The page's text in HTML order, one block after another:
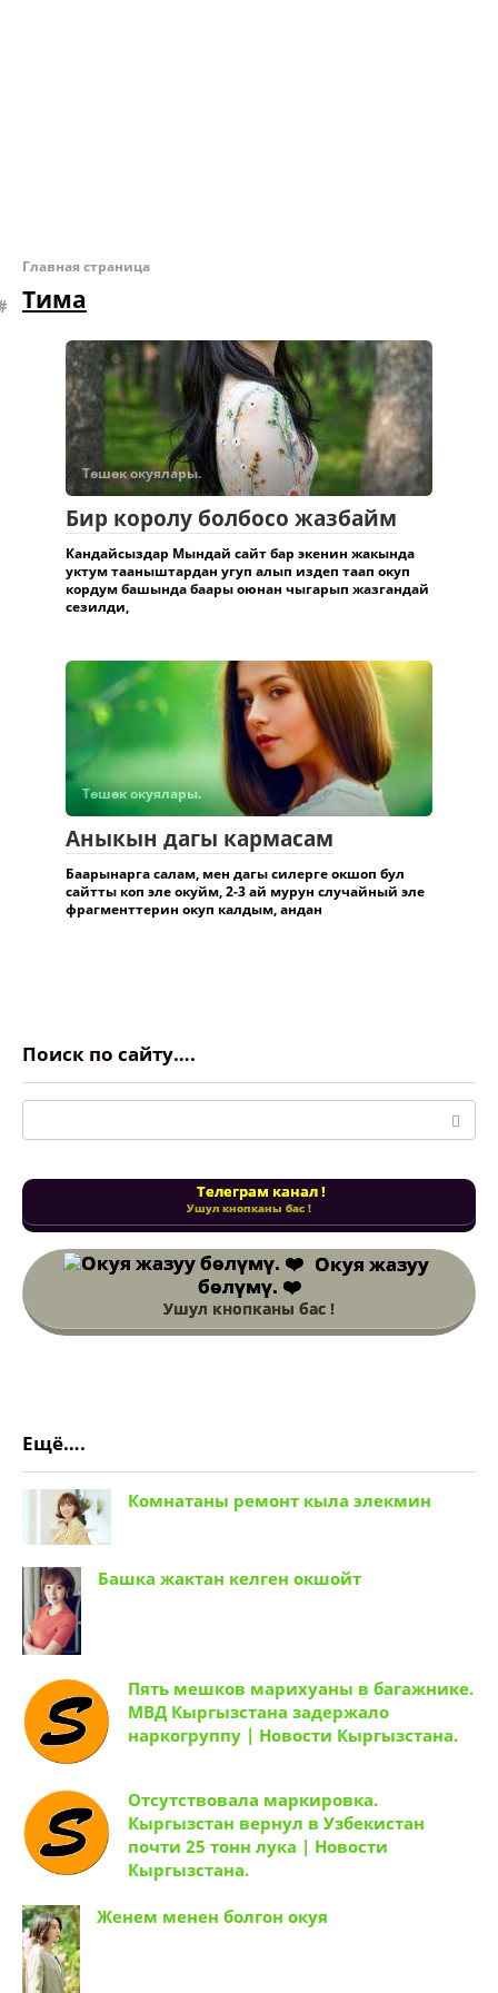
Главная страница
Тима
Төшөк окуялары.
Бир королу болбосо жазбайм
Кандайсыздар Мындай сайт бар экенин жакында
уктум тааныштардан угуп алып издеп таап окуп
кордум башында баары оюнан чыгарып жазгандай
сезилди,
Төшөк окуялары.
Аныкын дагы кармасам
Баарынарга салам, мен дагы силерге окшоп бул
сайтты коп эле окуйм, 2-3 ай мурун случайный эле
фрагменттерин окуп калдым, андан
Поиск по сайту….
Поиск:
Телеграм канал !
Ушул кнопканы бас !
Окуя жазуу
бөлүмү. ❤️
Ушул кнопканы бас !
Ещё….
Комнатаны ремонт кыла элекмин
Башка жактан келген окшойт
Пять мешков марихуаны в багажнике.
МВД Кыргызстана задержало
наркогруппу | Новости Кыргызстана.
Отсутствовала маркировка.
Кыргызстан вернул в Узбекистан
почти 25 тонн лука | Новости
Кыргызстана.
Женем менен болгон окуя